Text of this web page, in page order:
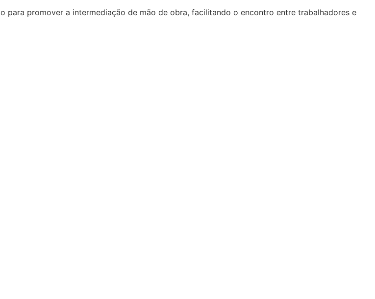
para promover a intermediação de mão de obra, facilitando o encontro entre trabalhadores e